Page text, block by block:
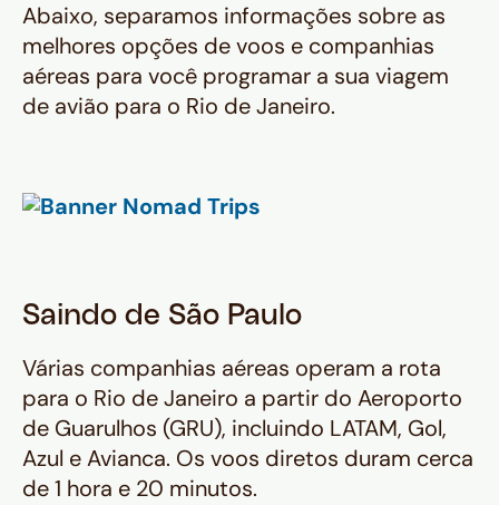
Abaixo, separamos informações sobre as
melhores opções de voos e companhias
aéreas para você programar a sua viagem
de avião para o Rio de Janeiro.
Saindo de São Paulo
Várias companhias aéreas operam a rota
para o Rio de Janeiro a partir do Aeroporto
de Guarulhos (GRU), incluindo LATAM, Gol,
Azul e Avianca. Os voos diretos duram cerca
de 1 hora e 20 minutos.